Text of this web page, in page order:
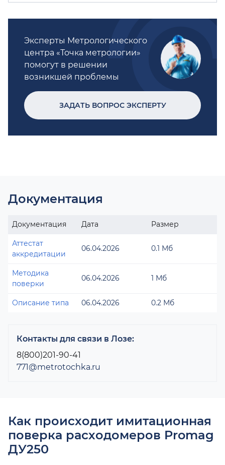
Эксперты Метрологического
центра «Точка метрологии»
помогут в решении
возникшей проблемы
ЗАДАТЬ ВОПРОС ЭКСПЕРТУ
Документация
Документация Дата Размер
Аттестат
аккредитации
06.04.2026 0.1 Мб
Методика
поверки
06.04.2026 1 Мб
Описание типа 06.04.2026 0.2 Мб
Контакты для связи в Лозе:
8(800)201-90-41
771@metrotochka.ru
Как происходит имитационная
поверка расходомеров Promag
ДУ250